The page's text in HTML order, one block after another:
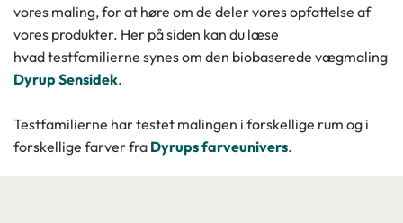
vores maling, for at høre om de deler vores opfattelse af
vores produkter. Her på siden kan du læse
hvad testfamilierne synes om den biobaserede vægmaling
Dyrup Sensidek.
Testfamilierne har testet malingen i forskellige rum og i
forskellige farver fra Dyrups farveunivers.